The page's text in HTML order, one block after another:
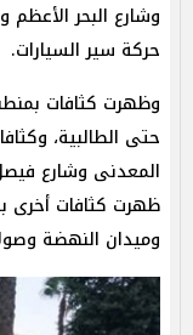
وشارع البحر
حركة سير السيارات.
وظهرت كثافات
حتى الطالبية،
المعدنى وشارع
ظهرت كثافات أخرى
وميدان النهضة